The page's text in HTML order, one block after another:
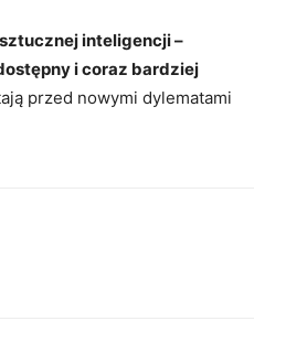
inteligencji –
i coraz bardziej
przed nowymi dylematami